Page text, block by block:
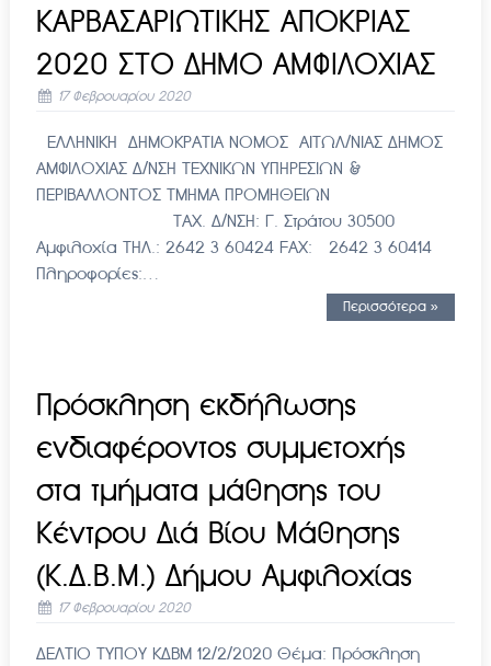
ΚΑΡΒΑΣΑΡΙΩΤΙΚΗΣ ΑΠΟΚΡΙΑΣ
2020 ΣΤΟ ΔΗΜΟ ΑΜΦΙΛΟΧΙΑΣ
17 Φεβρουαρίου 2020
ΕΛΛΗΝΙΚΗ ΔΗΜΟΚΡΑΤΙΑ ΝΟΜΟΣ ΑΙΤΩΛ/ΝΙΑΣ ΔΗΜΟΣ
ΑΜΦΙΛΟΧΙΑΣ Δ/ΝΣΗ ΤΕΧΝΙΚΩΝ ΥΠΗΡΕΣΙΩΝ &
ΠΕΡΙΒΑΛΛΟΝΤΟΣ ΤΜΗΜΑ ΠΡΟΜΗΘΕΙΩΝ
ΤΑΧ. Δ/ΝΣΗ: Γ. Στράτου 30500
Αμφιλοχία ΤΗΛ.: 2642 3 60424 FAX: 2642 3 60414
Πληροφορίες:…
Περισσότερα »
Πρόσκληση εκδήλωσης
ενδιαφέροντος συμμετοχής
στα τμήματα μάθησης του
Κέντρου Διά Βίου Μάθησης
(Κ.Δ.Β.Μ.) Δήμου Αμφιλοχίας
17 Φεβρουαρίου 2020
ΔΕΛΤΙΟ ΤΥΠΟΥ ΚΔΒΜ 12/2/2020 Θέμα: Πρόσκληση